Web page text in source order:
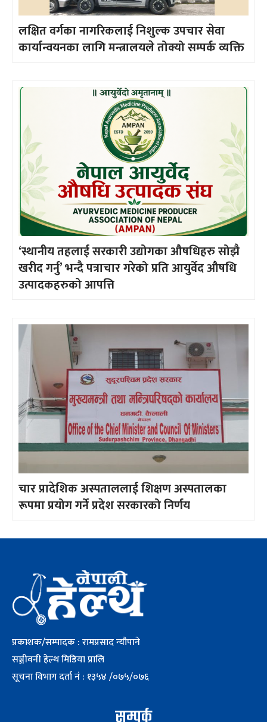
लक्षित वर्गका नागरिकलाई निशुल्क उपचार सेवा
कार्यान्वयनका लागि मन्त्रालयले तोक्यो सम्पर्क व्यक्ति
‘स्थानीय तहलाई सरकारी उद्योगका औषधिहरु सोझै
खरीद गर्नु’ भन्दै पत्राचार गरेको प्रति आयुर्वेद औषधि
उत्पादकहरुको आपत्ति
चार प्रादेशिक अस्पताललाई शिक्षण अस्पतालका
रूपमा प्रयोग गर्ने प्रदेश सरकारको निर्णय
प्रकाशक/सम्पादक : रामप्रसाद न्यौपाने
सञ्जीवनी हेल्थ मिडिया प्रालि
सूचना विभाग दर्ता नं : १३५४ /०७५/०७६